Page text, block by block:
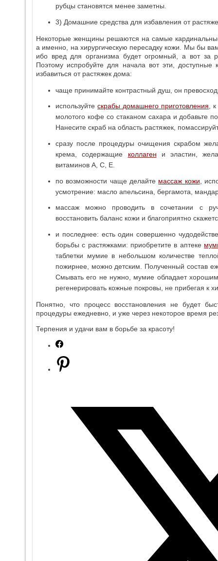
рубцы становятся менее заметны.
3) Домашние средства для избавления от
Некоторые женщины решаются на самые
а именно, на хирургическую пересадку кожи. Мы бы
ибо вред для организма будет огромный, а вот за
Поэтому испробуйте для начала вот эти,
избавиться от растяжек дома:
чаще принимайте контрастный душ, он
используйте скрабы домашнего приготовления,
молотого кофе со стаканом сахара и добавьте
Нанесите скраб на область растяжек,
сразу после процедуры очищения скрабом
крема, содержащие коллаген и эластин,
витаминов А, С, Е.
по возможности чаще делайте массаж кожи ,
усмотрение: масло апельсина, бергамота,
массаж можно проводить в сочетании с
восстановить баланс кожи и благоприятно
и последнее: есть один совершенно
борьбы с растяжками: приобретите в аптеке
таблетки мумие в небольшом количестве
пожирнее, можно детским. Полученный состав
Смывать его не нужно, мумие обладает
регенерировать кожные покровы, не прибегая к
Понятно, что процесс восстановления не будет
процедуры ежедневно, и уже через некоторое время
Терпения и удачи вам в борьбе за красоту!